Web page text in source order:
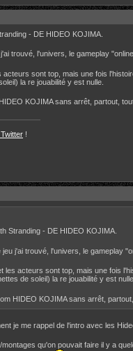
- DE HIDEO KOJIMA.
trouvé, l'univers, le gameplay
acteurs sont top, mais une fois
la re jouabilité y est nulle.
KOJIMA sans arrêt, partout,
!
Stranding - DE HIDEO KOJIMA.
j'ai trouvé, l'univers, le gameplay
les acteurs sont top, mais une fois
de soleil) la re jouabilité y est nulle.
HIDEO KOJIMA sans arrêt,
je me rappel de l'intro avec les
qu'on pouvait faire il y a